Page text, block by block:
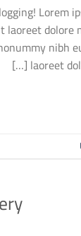
Lorem
dolore
nibh
laoreet